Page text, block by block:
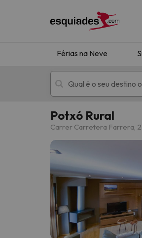
Férias na Neve
Férias na neve
Oops, não
Potxó Rural
Carrer Carretera Farrera, 2